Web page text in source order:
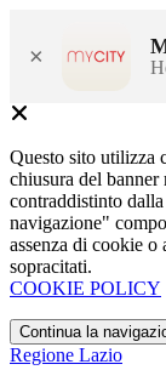
×
Questo sito utilizza
chiusura del banner
contraddistinto
navigazione"
assenza di cookie
sopracitati.
COOKIE POLICY
Continua la
Regione Lazio